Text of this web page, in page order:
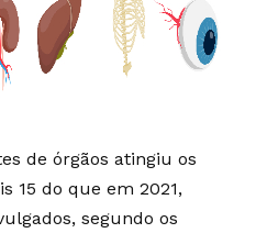
de órgãos atingiu os
15 do que em 2021,
segundo os